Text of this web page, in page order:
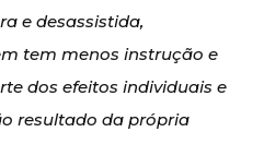
e desassistida,
tem menos instrução e
dos efeitos individuais e
resultado da própria